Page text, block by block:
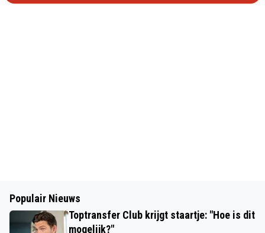
Populair Nieuws
Toptransfer Club krijgt staartje: "Hoe is dit
mogelijk?"